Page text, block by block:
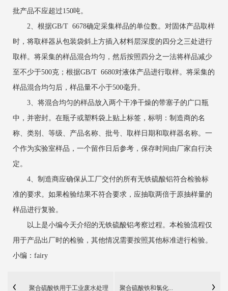
批产品不应超过150吨。
2、根据GB/T 6678确定采集样品的单位数。对固体产品取样
时，将取样器从包装袋斜上方插入材料层深度的四分之三处进行
取样。将采集的样品混合均匀，然后按照四分之一法将样品减少
至不少于500克；根据GB/T 6680对液体产品进行取样。将采集的
样品混合均匀后，样品量不小于500毫升。
3、将混合均匀的样品放入两个干净干燥的带塞子的广口瓶
中，并密封。在瓶子或塑料袋上贴上标签，标明：制造商的名
称、类别、等级、产品名称、批号、取样日期和取样器名称。一
个作为实验室样品，一个留作日后参考，保存时间由厂家自行决
定。
4、制造商应确保从工厂交付的所有无铁硫酸铝符合检验标
准的要求。如果检验结果不符合要求，应抽取两倍于原抽样量的
样品进行复验。
以上是小编今天介绍的无铁硫酸铝考察过程。本检验流程仅
用于产品出厂时的检验，其他情况需要按照其他标准进行检验。
小编：fairy
聚合硫酸铁用于工业废水处理 聚合硫酸铁和氯化...